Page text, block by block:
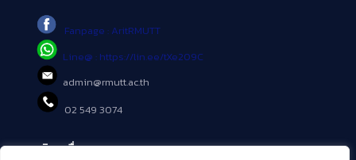
Fanpage : AritRMUTT
Line@ : https://lin.ee/tXe209C
admin@rmutt.ac.th
02 549 3074
บริการอื่นๆ ของ สวส.